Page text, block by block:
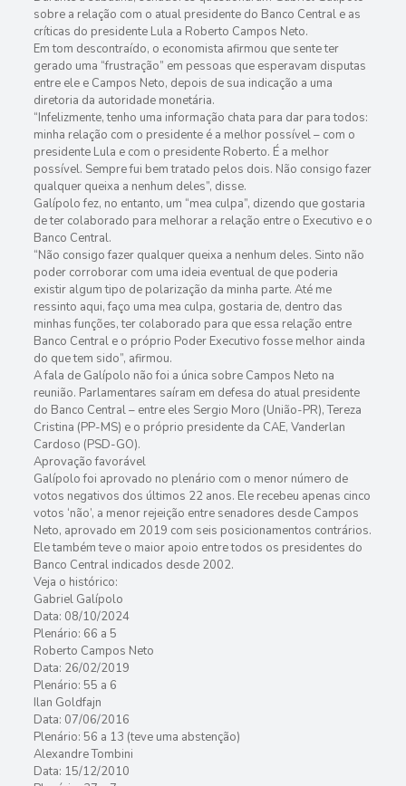
sobre a relação com o atual presidente do Banco Central e as
críticas do presidente Lula a Roberto Campos Neto.
Em tom descontraído, o economista afirmou que sente ter
gerado uma “frustração” em pessoas que esperavam disputas
entre ele e Campos Neto, depois de sua indicação a uma
diretoria da autoridade monetária.
“Infelizmente, tenho uma informação chata para dar para todos:
minha relação com o presidente é a melhor possível – com o
presidente Lula e com o presidente Roberto. É a melhor
possível. Sempre fui bem tratado pelos dois. Não consigo fazer
qualquer queixa a nenhum deles”, disse.
Galípolo fez, no entanto, um “mea culpa”, dizendo que gostaria
de ter colaborado para melhorar a relação entre o Executivo e o
Banco Central.
“Não consigo fazer qualquer queixa a nenhum deles. Sinto não
poder corroborar com uma ideia eventual de que poderia
existir algum tipo de polarização da minha parte. Até me
ressinto aqui, faço uma mea culpa, gostaria de, dentro das
minhas funções, ter colaborado para que essa relação entre
Banco Central e o próprio Poder Executivo fosse melhor ainda
do que tem sido”, afirmou.
A fala de Galípolo não foi a única sobre Campos Neto na
reunião. Parlamentares saíram em defesa do atual presidente
do Banco Central – entre eles Sergio Moro (União-PR), Tereza
Cristina (PP-MS) e o próprio presidente da CAE, Vanderlan
Cardoso (PSD-GO).
Aprovação favorável
Galípolo foi aprovado no plenário com o menor número de
votos negativos dos últimos 22 anos. Ele recebeu apenas cinco
votos ‘não’, a menor rejeição entre senadores desde Campos
Neto, aprovado em 2019 com seis posicionamentos contrários.
Ele também teve o maior apoio entre todos os presidentes do
Banco Central indicados desde 2002.
Veja o histórico:
Gabriel Galípolo
Data: 08/10/2024
Plenário: 66 a 5
Roberto Campos Neto
Data: 26/02/2019
Plenário: 55 a 6
Ilan Goldfajn
Data: 07/06/2016
Plenário: 56 a 13 (teve uma abstenção)
Alexandre Tombini
Data: 15/12/2010